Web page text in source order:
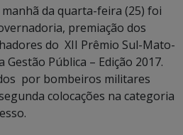
da quarta-feira (25) foi
premiação dos
do XII Prêmio Sul-Mato-
Pública – Edição 2017.
por bombeiros militares
colocações na categoria